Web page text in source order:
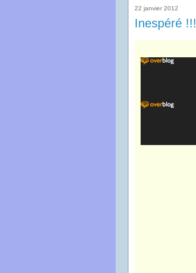
22 janvier 2012
Inespéré !!!